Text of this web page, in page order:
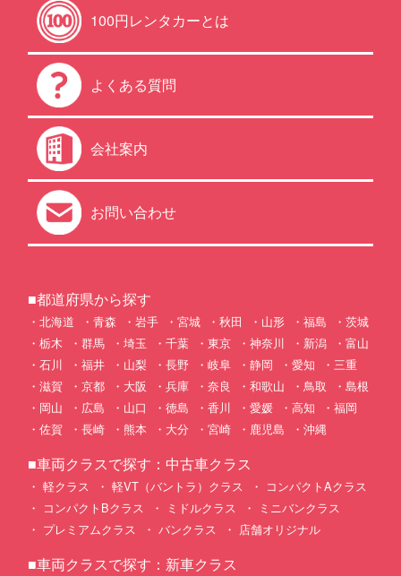
100円レンタカーとは
よくある質問
会社案内
お問い合わせ
■都道府県から探す
北海道 青森 岩手 宮城 秋田 山形 福島
茨城
栃木
群馬 埼玉 千葉 東京 神奈川 新潟
富山
石川
福井 山梨 長野 岐阜 静岡 愛知
三重
滋賀
京都 大阪 兵庫 奈良 和歌山 鳥取
島根
岡山
広島 山口 徳島 香川 愛媛 高知
福岡
佐賀
長崎 熊本 大分 宮崎 鹿児島 沖縄
■車両クラスで探す：中古車クラス
軽クラス 軽VT（バントラ）クラス
コンパクトAクラス
コンパクトBクラス
ミドルクラス
ミニバンクラス
プレミアムクラス
バンクラス 店舗オリジナル
■車両クラスで探す：新車クラス